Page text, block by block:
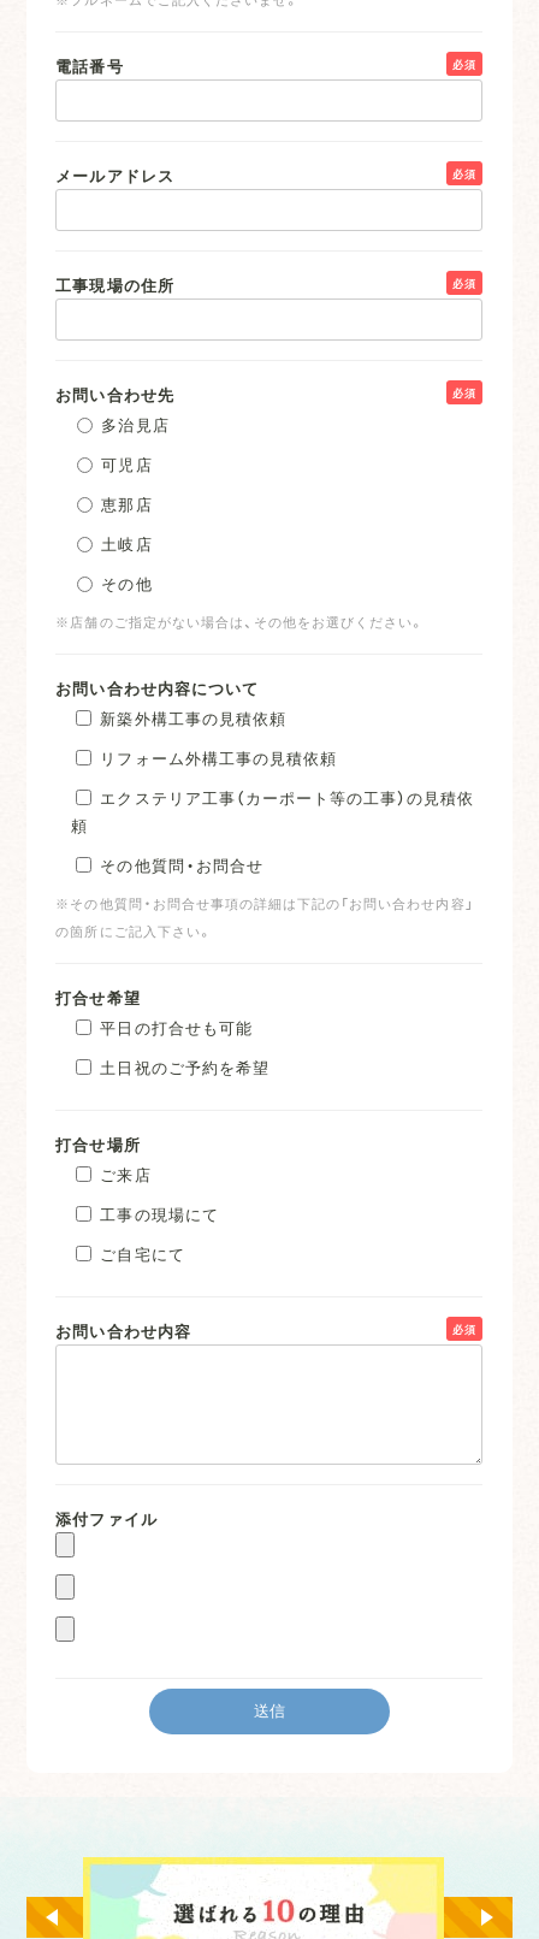
電話番号 必須
メールアドレス 必須
工事現場の住所 必須
お問い合わせ先 必須
多治見店
可児店
恵那店
土岐店
その他
※店舗のご指定がない場合は、その他をお選びください。
お問い合わせ内容について
新築外構工事の見積依頼
リフォーム外構工事の見積依頼
エクステリア工事（カーポート等の工事）の見積依
頼
その他質問・お問合せ
※その他質問・お問合せ事項の詳細は下記の「お問い合わせ内容」
の箇所にご記入下さい。
打合せ希望
平日の打合せも可能
土日祝のご予約を希望
打合せ場所
ご来店
工事の現場にて
ご自宅にて
お問い合わせ内容 必須
添付ファイル